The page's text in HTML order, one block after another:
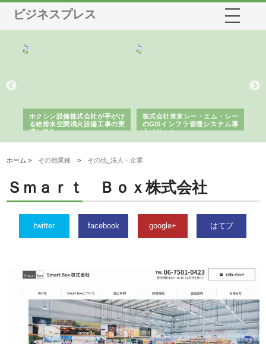
ビジネスプレス
ホクシン設備株式会社が手がけ
る給排水空調消火設備工事の実
績と強み
株式会社東京シー・エム・シー
のGISインフラ管理システム導
入メリット
ホーム > その他業種 > その他_法人・企業
Ｓｍａｒｔ Ｂｏｘ株式会社
twitter facebook google+ はてブ